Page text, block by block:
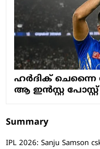
ഹർദിക് ചെന്നൈ
ആ ഇൻസ്റ്റ
Summary
IPL 2026: Sanju Samson